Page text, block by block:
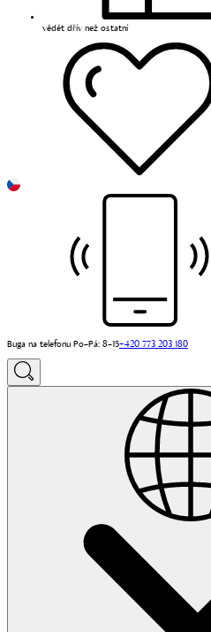
vědět dřív než ostatní
Buga na telefonu Po–Pá: 8–15+420 773 203 180